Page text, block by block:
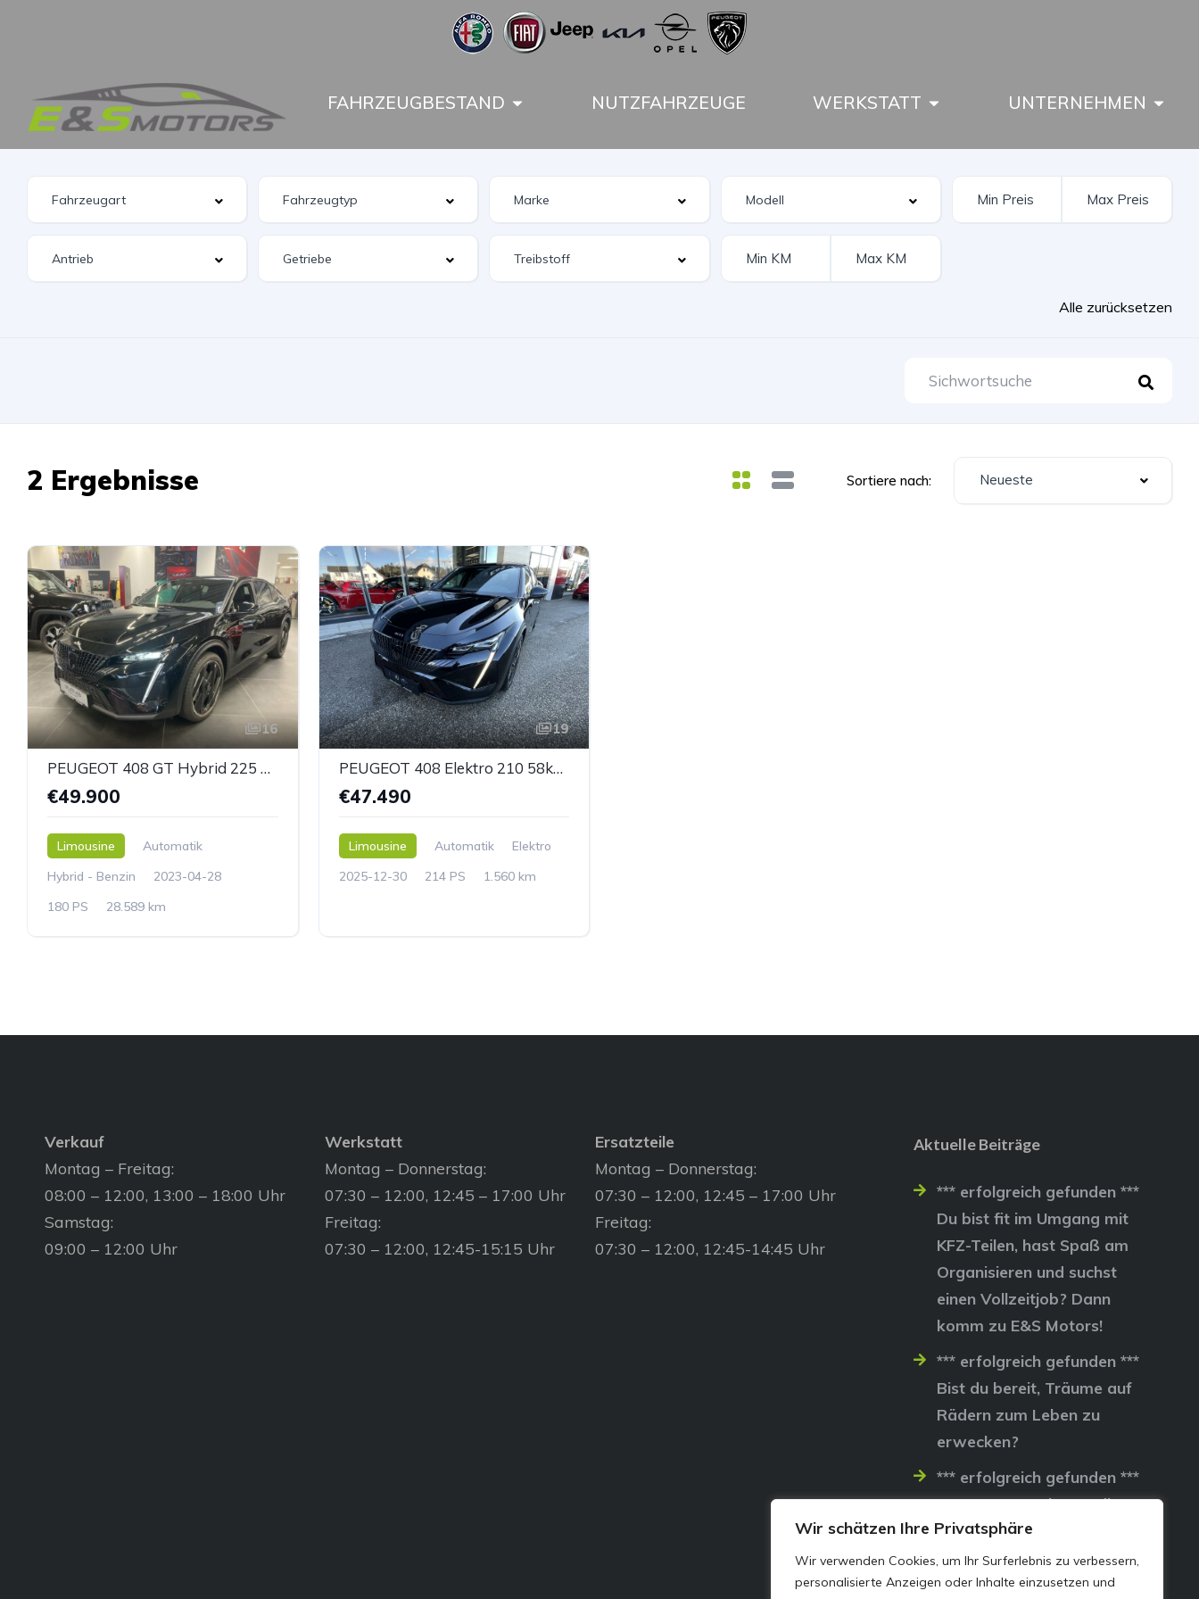
Wir schätzen Ihre Privatsphäre
Wir verwenden Cookies, um Ihr Surferlebnis zu verbessern,
personalisierte Anzeigen oder Inhalte einzusetzen und
FAHRZEUGBESTAND NUTZFAHRZEUGE WERKSTATT UNTERNEHMEN
Alle zurücksetzen
2 Ergebnisse Sortiere nach: Neueste
16
PEUGEOT 408 GT Hybrid 225 e-EAT8
€49.900
Limousine
Automatik
Hybrid - Benzin
2023-04-28
180 PS
28.589 km
19
PEUGEOT 408 Elektro 210 58kWh GT
€47.490
Limousine Automatik
Elektro
2025-12-30
214 PS 1.560 km
Verkauf
Montag – Freitag:
08:00 – 12:00, 13:00 – 18:00 Uhr
Samstag:
09:00 – 12:00 Uhr
Werkstatt
Montag – Donnerstag:
07:30 – 12:00, 12:45 – 17:00 Uhr
Freitag:
07:30 – 12:00, 12:45-15:15 Uhr
Ersatzteile
Montag – Donnerstag:
07:30 – 12:00, 12:45 – 17:00 Uhr
Freitag:
07:30 – 12:00, 12:45-14:45 Uhr
Aktuelle Beiträge
*** erfolgreich gefunden ***
Du bist fit im Umgang mit
KFZ-Teilen, hast Spaß am
Organisieren und suchst
einen Vollzeitjob? Dann
komm zu E&S Motors!
*** erfolgreich gefunden ***
Bist du bereit, Träume auf
Rädern zum Leben zu
erwecken?
*** erfolgreich gefunden ***
Lass uns gemeinsam die
Straßen erobern…